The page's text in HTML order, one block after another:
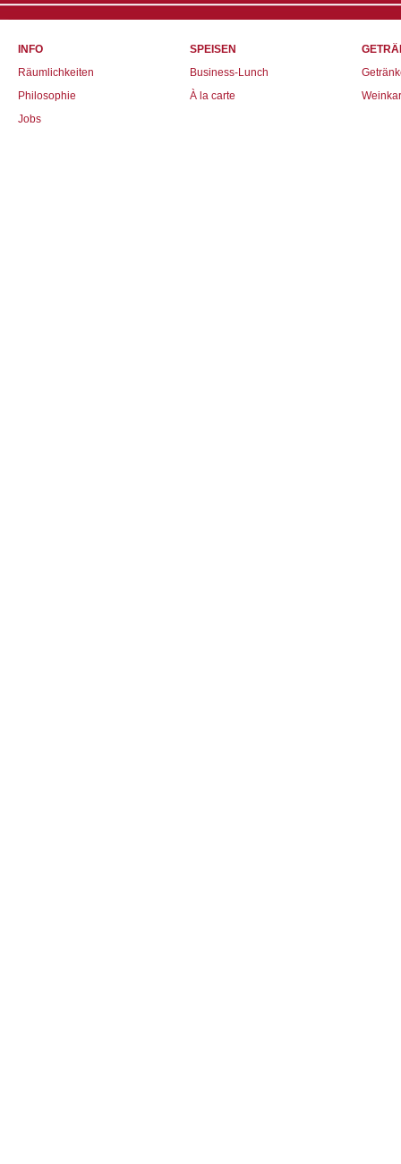
INFO
Räumlichkeiten
Philosophie
Jobs
SPEISEN
Business-Lunch
À la carte